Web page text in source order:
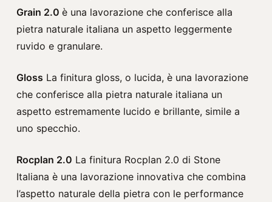
Grain 2.0 è una lavorazione che conferisce alla
pietra naturale italiana un aspetto leggermente
ruvido e granulare.
Gloss La finitura gloss, o lucida, è una lavorazione
che conferisce alla pietra naturale italiana un
aspetto estremamente lucido e brillante, simile a
uno specchio.
Rocplan 2.0 La finitura Rocplan 2.0 di Stone
Italiana è una lavorazione innovativa che combina
l’aspetto naturale della pietra con le performance